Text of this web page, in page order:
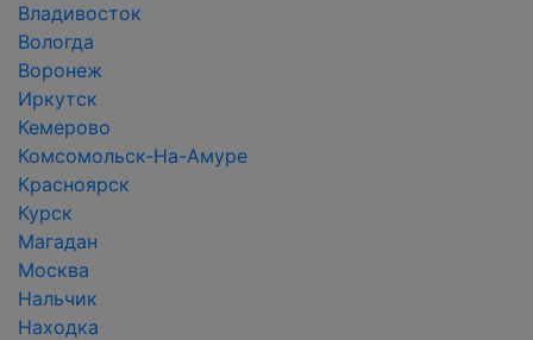
Владивосток
Вологда
Воронеж
Иркутск
Кемерово
Комсомольск-На-Амуре
Красноярск
Курск
Магадан
Москва
Нальчик
Находка